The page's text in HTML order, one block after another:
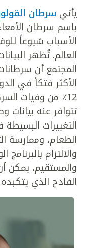
يأتي سرطان
باسم سرطان
الأسباب شيوعاً
العالم. تُظهر
المجتمع أن
الأكثر فتكاً في
تتوافر عنه
التغييرات
الطعام، وممارسة
والالتزام
والمستقيم، يمكن
الفادح الذي